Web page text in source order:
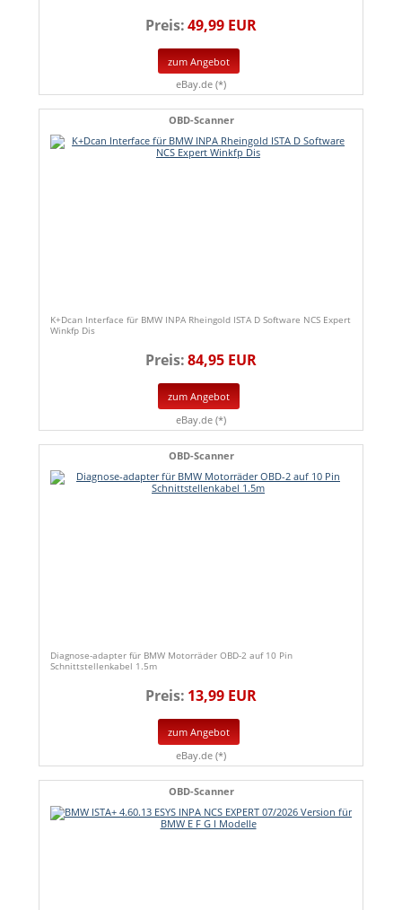
Preis:49,99 EUR
zum Angebot
eBay.de (*)
OBD-Scanner
K+Dcan Interface für BMW INPA Rheingold ISTA D Software NCS Expert
Winkfp Dis
Preis:84,95 EUR
zum Angebot
eBay.de (*)
OBD-Scanner
Diagnose-adapter für BMW Motorräder OBD-2 auf 10 Pin
Schnittstellenkabel 1.5m
Preis: 13,99 EUR
zum Angebot
eBay.de (*)
OBD-Scanner